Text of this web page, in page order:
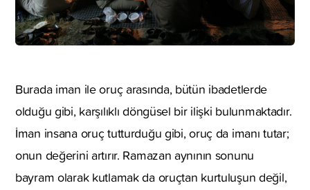
Burada iman ile oruç arasında, bütün ibadetlerde
olduğu gibi, karşılıklı döngüsel bir ilişki bulunmaktadır.
İman insana oruç tutturduğu gibi, oruç da imanı tutar;
onun değerini artırır. Ramazan aynının sonunu
bayram olarak kutlamak da oruçtan kurtuluşun değil,